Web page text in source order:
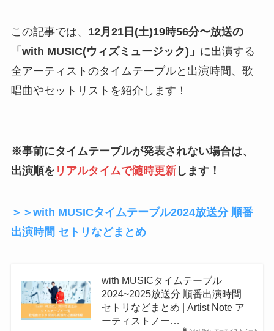
この記事では、 12月21日(土)19時56分〜放送の
「with MUSIC(ウィズミュージック)」 に出演する
全アーティストのタイムテーブルと出演時間、歌
唱曲やセットリストを紹介します！
※事前にタイムテーブルが発表されない場合は、
出演順を リアルタイムで随時更新します！
＞＞with MUSICタイムテーブル2024放送分 順番
出演時間 セトリなどまとめ
with MUSICタイムテーブル
2024~2025放送分 順番出演時間
セトリなどまとめ | Artist Note ア
ーティストノー…